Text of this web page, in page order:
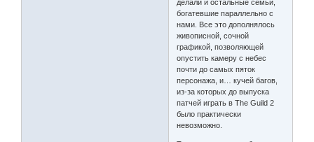
делали и остальные семьи,
богатевшие параллельно с
нами. Все это дополнялось
живописной, сочной
графикой, позволяющей
опустить камеру с небес
почти до самых пяток
персонажа, и… кучей багов,
из-за которых до выпуска
патчей играть в The Guild 2
было практически
невозможно.